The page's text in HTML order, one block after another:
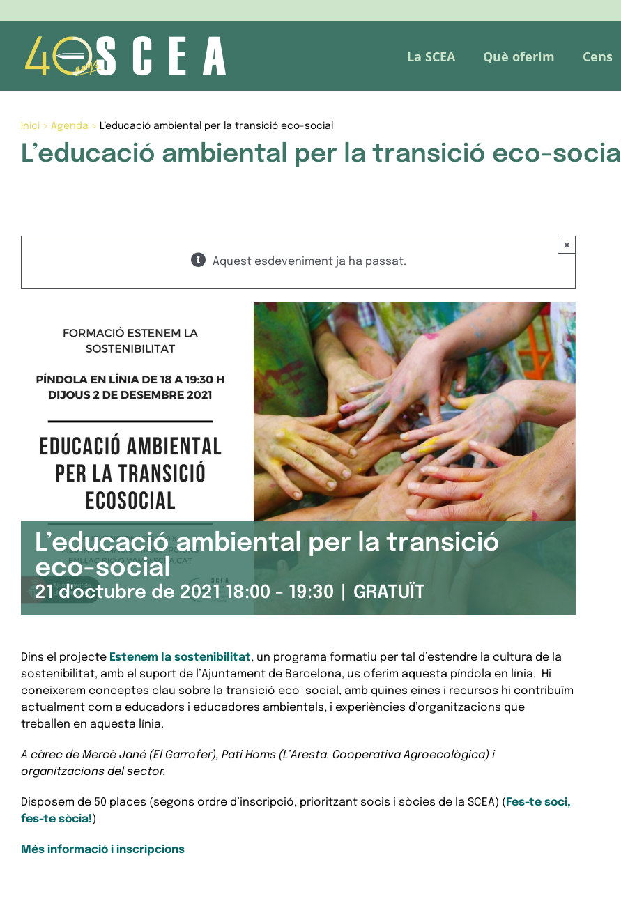
content
La SCEA Què oferim Cens
Inici> Agenda > L’educació ambiental per la transició eco-social
L’educació ambiental per la transició eco-social
Aquest esdeveniment ja ha passat.
×
L’educació ambiental per la transició
eco-social
21 d'octubre de 2021 18:00 - 19:30 GRATUÏT
Dins el projecte Estenem la sostenibilitat, un programa formatiu per tal d’estendre la cultura de la
sostenibilitat, amb el suport de l’Ajuntament de Barcelona, us oferim aquesta píndola en línia. Hi
coneixerem conceptes clau sobre la transició eco-social, amb quines eines i recursos hi contribuïm
actualment com a educadors i educadores ambientals, i experiències d’organitzacions que
treballen en aquesta línia.
A càrec de Mercè Jané (El Garrofer), Pati Homs (L’Aresta. Cooperativa Agroecològica) i
organitzacions del sector.
Disposem de 50 places (segons ordre d’inscripció, prioritzant socis i sòcies de la SCEA) ( Fes-te soci,
fes-te sòcia!)
Més informació i inscripcions